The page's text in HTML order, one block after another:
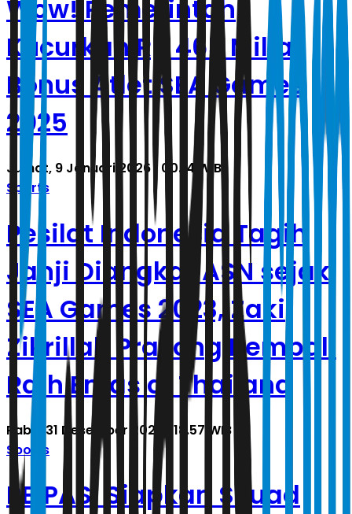
Wow! Pemerintah
Kucurkan Rp 465 Miliar
Bonus Atlet SEA Games
2025
Jumat, 9 Januari 2026 | 00.14 WIB
Sports
Pesilat Indonesia Tagih
Janji Diangkat ASN sejak
SEA Games 2023, Zaki
Zikrillah Prasong Kembali
Raih Emas di Thailand
Rabu, 31 Desember 2025 | 18.57 WIB
Sports
PB PASI Siapkan Skuad